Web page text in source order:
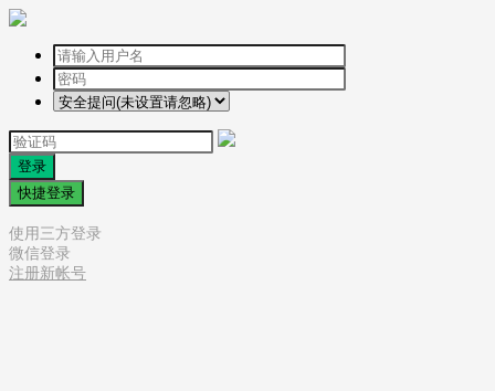
登录
快捷登录
使用三方登录
微信登录
注册新帐号